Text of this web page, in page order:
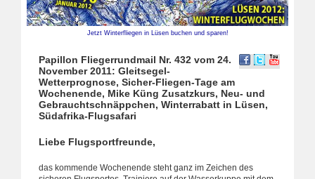
Jetzt Winterfliegen in Lüsen buchen und sparen!
Papillon Fliegerrundmail Nr. 432 vom 24.
November 2011: Gleitsegel-
Wetterprognose, Sicher-Fliegen-Tage am
Wochenende, Mike Küng Zusatzkurs, Neu- und
Gebrauchtschnäppchen, Winterrabatt in Lüsen,
Südafrika-Flugsafari
Liebe Flugsportfreunde,
das kommende Wochenende steht ganz im Zeichen des